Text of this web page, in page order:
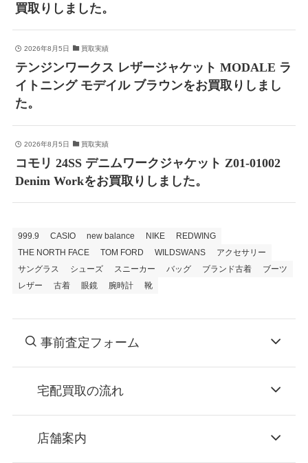
買取りしました。
2026年8月5日 買取実績
テンジンワークス レザージャケット MODALE ラ
イトニング モデイル ブラウンをお買取りしまし
た。
2026年8月5日 買取実績
コモリ 24SS デニムワークジャケット Z01-01002
Denim Workをお買取りしました。
999.9 CASIO new balance NIKE
REDWING
THE NORTH FACE
TOM FORD WILDSWANS
アクセサリー
サングラス
シューズ スニーカー バッグ ブランド古着
ブーツ
レザー
古着 眼鏡 腕時計 靴
事前査定フォーム
宅配買取の流れ
お申込み
店舗案内